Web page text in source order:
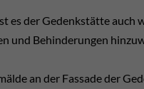
der Gedenkstätte auch
und Behinderungen
an der Fassade der